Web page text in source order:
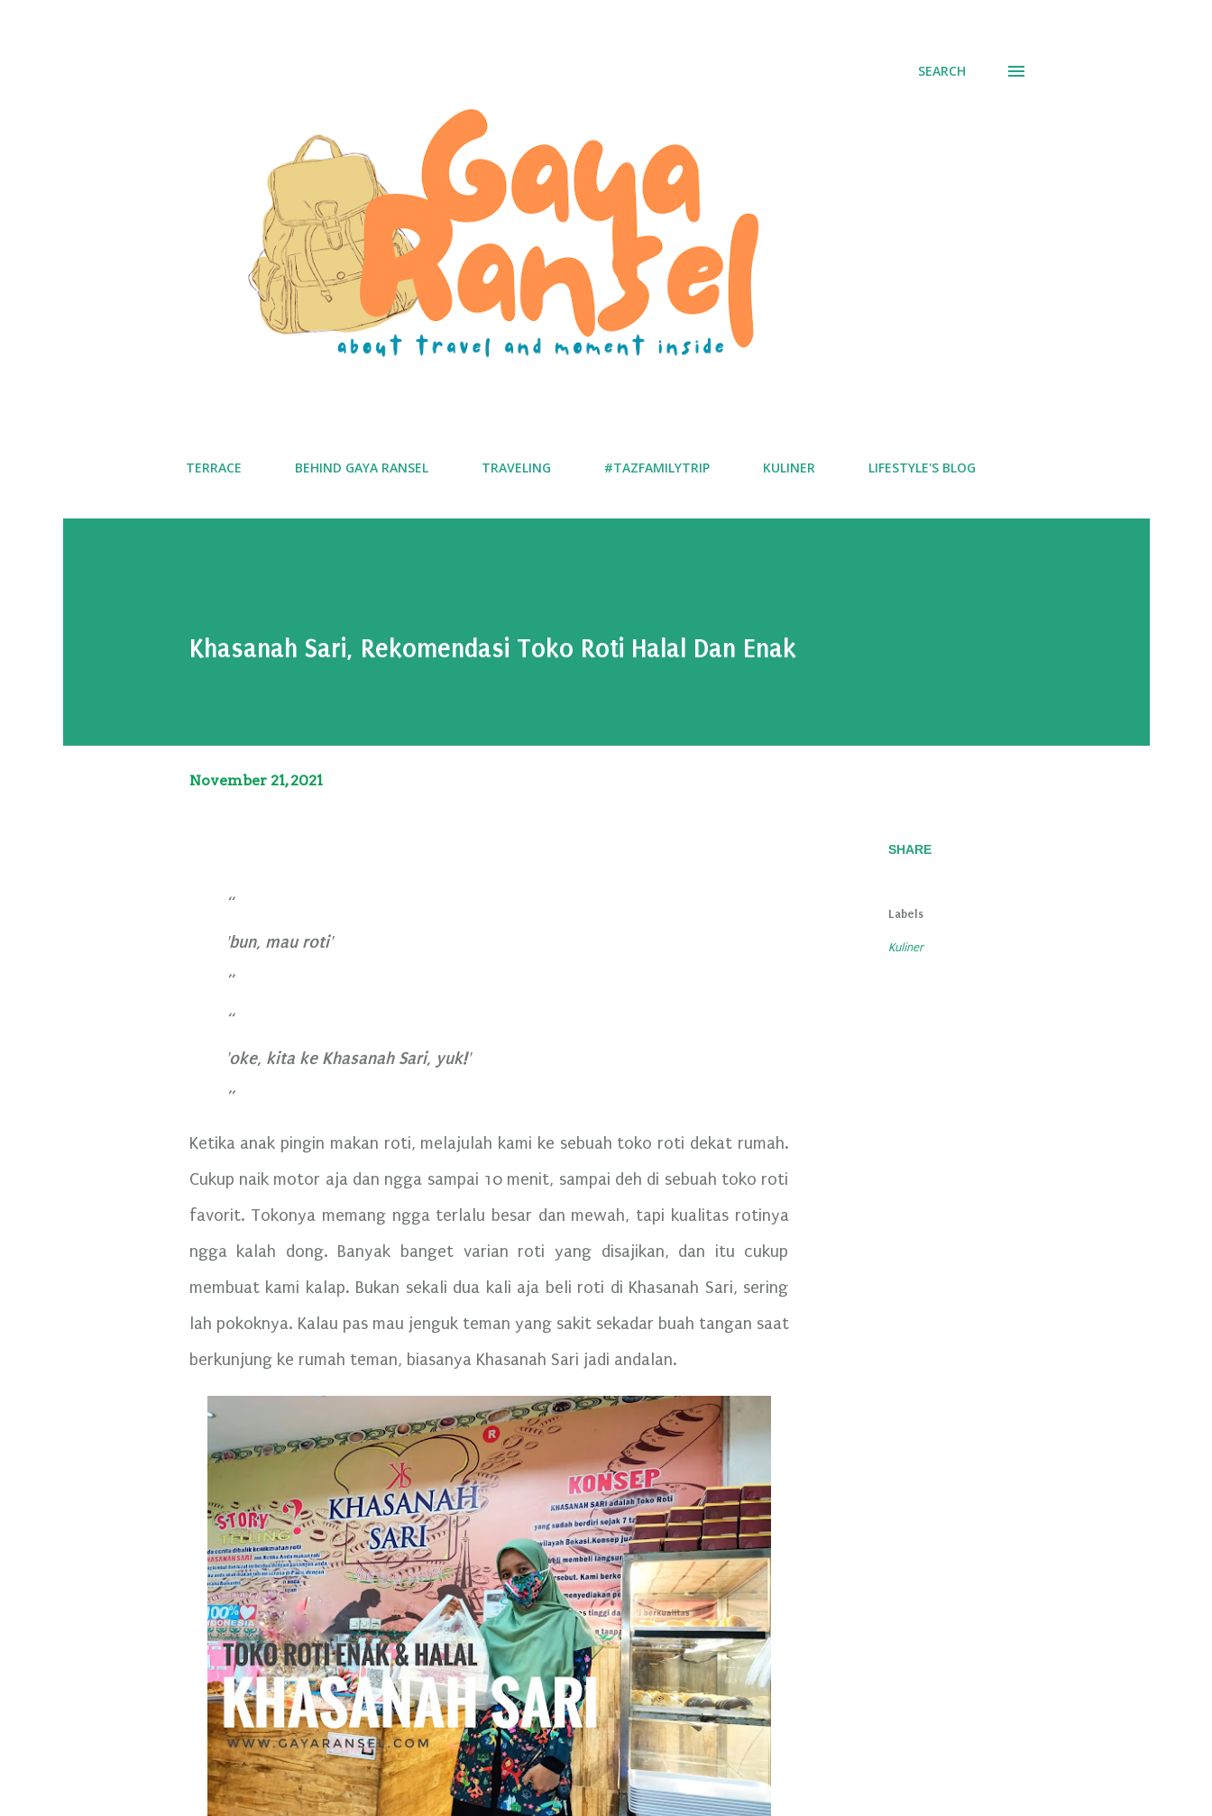
SEARCH
TERRACE BEHIND GAYA RANSEL TRAVELING #TAZFAMILYTRIP KULINER LIFESTYLE'S BLOG
Khasanah Sari, Rekomendasi Toko Roti Halal Dan Enak
November 21, 2021
'bun, mau roti'
'oke, kita ke Khasanah Sari, yuk!'
Ketika anak pingin makan roti, melajulah kami ke sebuah toko roti dekat rumah.
Cukup naik motor aja dan ngga sampai 10 menit, sampai deh di sebuah toko roti
favorit. Tokonya memang ngga terlalu besar dan mewah, tapi kualitas rotinya
ngga kalah dong. Banyak banget varian roti yang disajikan, dan itu cukup
membuat kami kalap. Bukan sekali dua kali aja beli roti di Khasanah Sari, sering
lah pokoknya. Kalau pas mau jenguk teman yang sakit sekadar buah tangan saat
berkunjung ke rumah teman, biasanya Khasanah Sari jadi andalan.
SHARE
Labels
Kuliner